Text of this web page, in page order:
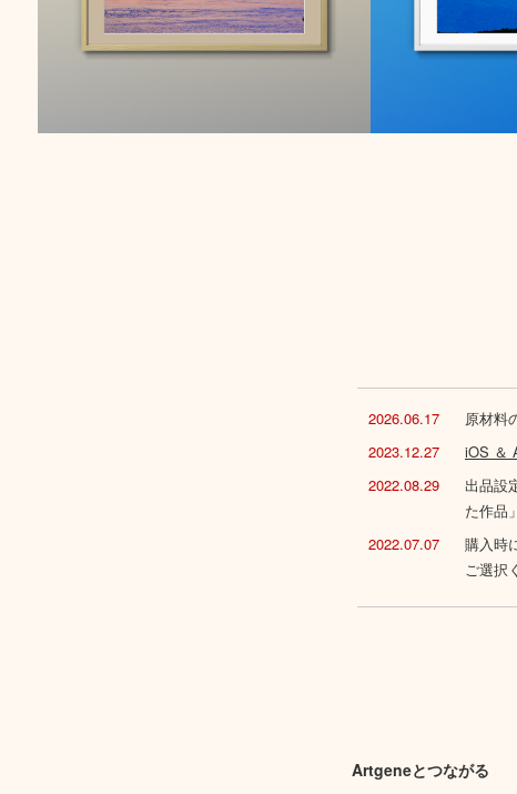
2026.06.17 原材料
2023.12.27
iOS ＆
2022.08.29
出品設
た作品
2022.07.07
購入時
ご選択
Artgeneとつながる